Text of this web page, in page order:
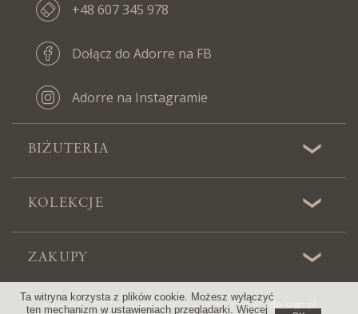
+48 607 345 978
Dołącz do Adorre na FB
Adorre na Instagramie
BIŻUTERIA
KOLEKCJE
ZAKUPY
Ta witryna korzysta z plików cookie. Możesz wyłączyć
ten mechanizm w ustawieniach przeglądarki. Więcej
Adorre © 2022 - Wszelkie prawa zastrzeżone |de-sign.pl